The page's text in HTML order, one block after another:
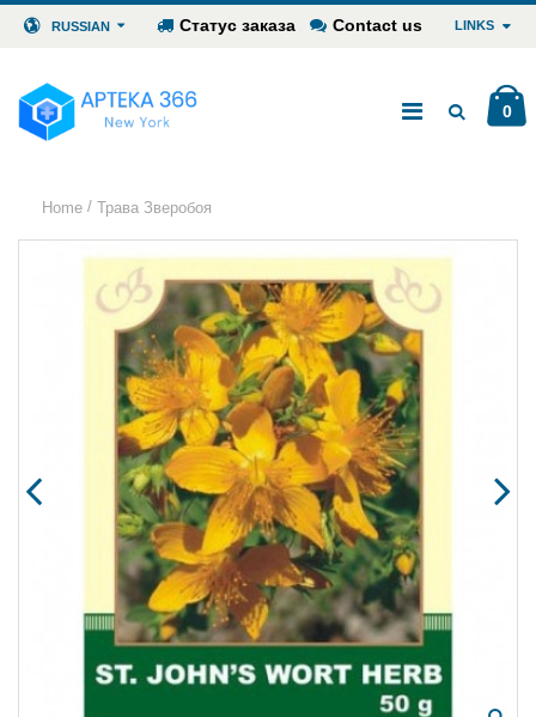
RUSSIAN Статус заказа Contact us LINKS
0
Home / Трава Зверобоя